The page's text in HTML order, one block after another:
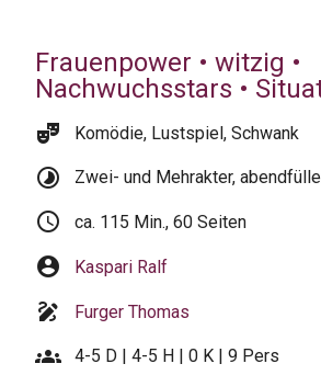
Frauenpower • witzig •
Nachwuchsstars •
theater_comedy Komödie, Lustspiel, Schwank
timelapse Zwei- und Mehrakter,
schedule ca. 115 Min., 60 Seiten
account_circle Kaspari Ralf
draw Furger Thomas
groups 4-5 D | 4-5 H | 0 K | 9 Pers